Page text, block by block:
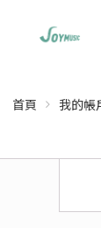
首頁 我的帳